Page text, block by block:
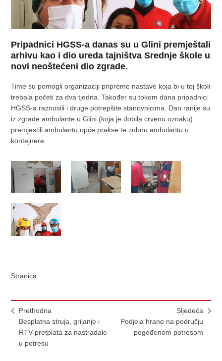
Pripadnici HGSS-a danas su u Glini premještali
arhivu kao i dio ureda tajništva Srednje škole u
novi neoštećeni dio zgrade.
Time su pomogli organizaciji pripreme nastave koja bi u toj školi
trebala početi za dva tjedna. Također su tokom dana pripadnici
HGSS-a raznosili i druge potrepšite stanovnicima. Dan ranije su
iz zgrade ambulante u Glini (koja je dobila crvenu oznaku)
premjestili ambulantu opće prakse te zubnu ambulantu u
kontejnere.
Stranica
Prethodna
Besplatna struja, grijanje i
RTV pretplata za nastradale
u potresu
Sljedeća
Podjela hrane na području
pogođenom potresom